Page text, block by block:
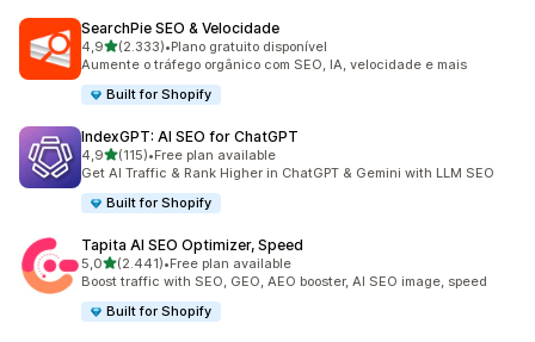
SearchPie SEO & Velocidade
4,9de 5 estrelas
(2.333)
2333 total de avaliações
•Plano gratuito disponível
Aumente o tráfego orgânico com SEO, IA, velocidade e mais
Built for Shopify
IndexGPT: AI SEO for ChatGPT
4,9de 5 estrelas
(115)
115 total de avaliações
•Free plan available
Get AI Traffic & Rank Higher in ChatGPT & Gemini with LLM SEO
Built for Shopify
Tapita AI SEO Optimizer, Speed
5,0de 5 estrelas
(2.441)
2441 total de avaliações
•Free plan available
Boost traffic with SEO, GEO, AEO booster, AI SEO image, speed
Built for Shopify